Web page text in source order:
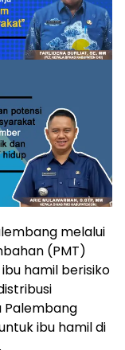
melalui
(PMT)
hamil berisiko
Palembang
ibu hamil di